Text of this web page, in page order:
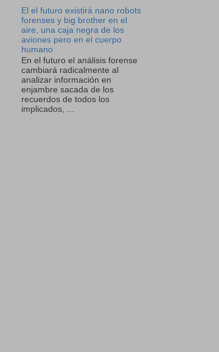
El el futuro existirá nano robots
forenses y big brother en el
aire, una caja negra de los
aviones pero en el cuerpo
humano
En el futuro el análisis forense
cambiará radicalmente al
analizar información en
enjambre sacada de los
recuerdos de todos los
implicados, ...